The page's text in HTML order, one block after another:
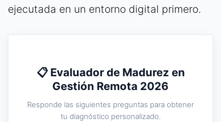
ejecutada en un entorno digital primero.
📋 Evaluador de Madurez en
Gestión Remota 2026
Responde las siguientes preguntas para obtener
tu diagnóstico personalizado.